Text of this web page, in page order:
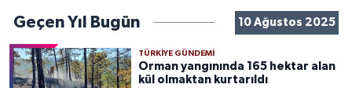
Geçen Yıl Bugün 10 Ağustos 2025
TÜRKIYE GÜNDEMI
Orman yangınında 165 hektar alan
kül olmaktan kurtarıldı